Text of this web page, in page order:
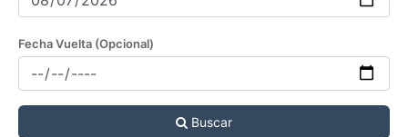
Fecha Vuelta (Opcional)
Buscar